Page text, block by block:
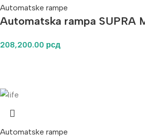
Automatske rampe
Automatska rampa SUPRA
208,200.00 рсд
Automatske rampe